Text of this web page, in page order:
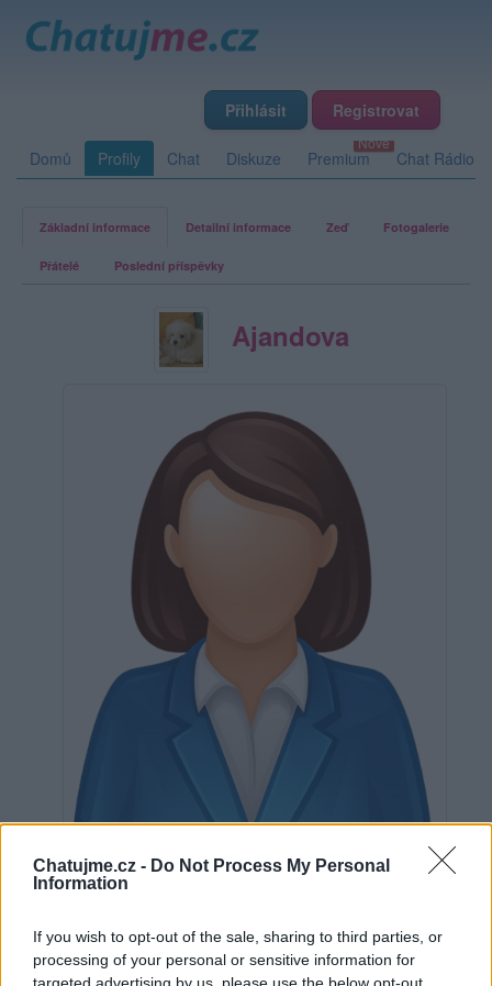
Chatujme.cz - Do Not Process My Personal
Information
If you wish to opt-out of the sale, sharing to third parties, or
processing of your personal or sensitive information for
Přihlásit Registrovat
Domů Profily Chat Diskuze Premium Chat Rádio
Základní informace Detailní informace Zeď Fotogalerie
Přátelé Poslední příspěvky
Ajandova
Neověřeno
2 uživatelům se líbí